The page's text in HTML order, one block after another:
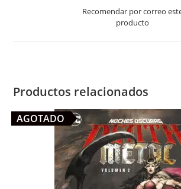
new
Recomendar por correo
producto
Productos relacionados
AGOTADO